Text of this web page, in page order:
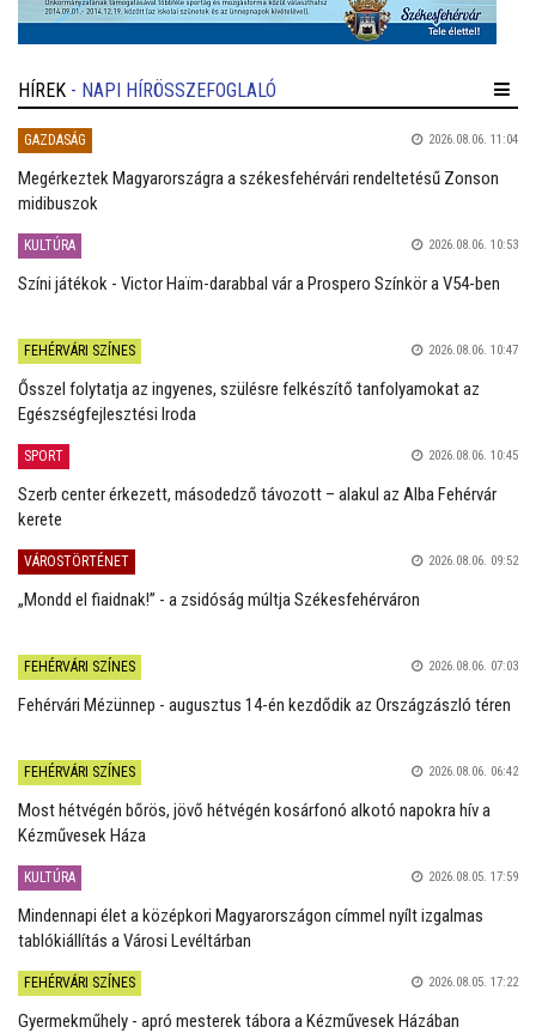
HÍREK - NAPI HÍRÖSSZEFOGLALÓ
GAZDASÁG 2026.08.06. 11:04
Megérkeztek Magyarországra a székesfehérvári rendeltetésű Zonson
midibuszok
KULTÚRA 2026.08.06. 10:53
Színi játékok - Victor Haïm-darabbal vár a Prospero Színkör a V54-ben
FEHÉRVÁRI SZÍNES 2026.08.06. 10:47
Ősszel folytatja az ingyenes, szülésre felkészítő tanfolyamokat az
Egészségfejlesztési Iroda
SPORT 2026.08.06. 10:45
Szerb center érkezett, másodedző távozott – alakul az Alba Fehérvár
kerete
VÁROSTÖRTÉNET 2026.08.06. 09:52
„Mondd el fiaidnak!” - a zsidóság múltja Székesfehérváron
FEHÉRVÁRI SZÍNES 2026.08.06. 07:03
Fehérvári Mézünnep - augusztus 14-én kezdődik az Országzászló téren
FEHÉRVÁRI SZÍNES 2026.08.06. 06:42
Most hétvégén bőrös, jövő hétvégén kosárfonó alkotó napokra hív a
Kézművesek Háza
KULTÚRA 2026.08.05. 17:59
Mindennapi élet a középkori Magyarországon címmel nyílt izgalmas
tablókiállítás a Városi Levéltárban
FEHÉRVÁRI SZÍNES 2026.08.05. 17:22
Gyermekműhely - apró mesterek tábora a Kézművesek Házában